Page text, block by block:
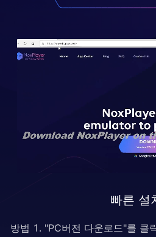
빠른 설
방법 1. "PC버전 다운로드"를 클